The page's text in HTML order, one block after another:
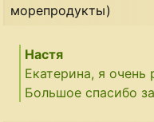
морепродукты)
Настя
Екатерина, я очень
Большое спасибо